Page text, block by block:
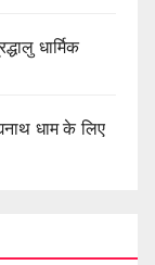
धार्मिक
धाम के लिए